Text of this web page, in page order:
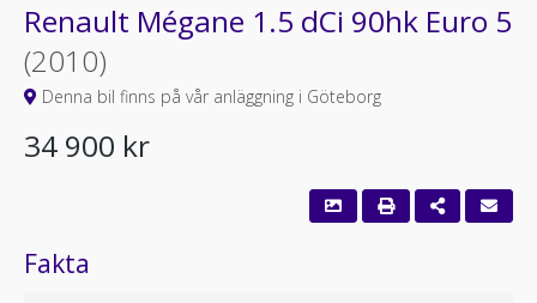
Renault Mégane 1.5 dCi 90hk Euro 5
(2010)
Denna bil finns på vår anläggning i Göteborg
34 900 kr
Fakta